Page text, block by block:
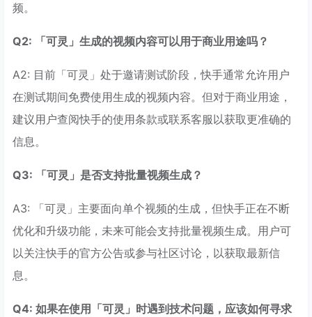
频。
Q2: 「可灵」生成的视频内容可以用于商业用途吗？
A2: 目前「可灵」处于邀请测试阶段，快手通常允许用户
在测试期间免费使用生成的视频内容。但对于商业用途，
建议用户查阅快手的使用条款或联系客服以获取更准确的
信息。
Q3: 「可灵」是否支持批量视频生成？
A3: 「可灵」主要面向单个视频的生成，但快手正在不断
优化和升级功能，未来可能会支持批量视频生成。用户可
以关注快手的官方公告或参与社区讨论，以获取最新信
息。
Q4: 如果在使用「可灵」时遇到技术问题，应该如何寻求